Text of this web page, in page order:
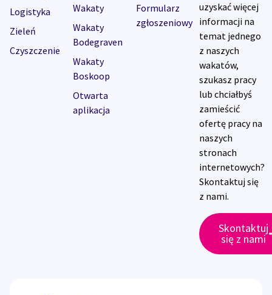
Logistyka
Zieleń
Czyszczenie
Wakaty
Wakaty
Bodegraven
Wakaty
Boskoop
Otwarta
aplikacja
Formularz
zgłoszeniowy
uzyskać więcej
informacji na
temat jednego
z naszych
wakatów,
szukasz pracy
lub chciałbyś
zamieścić
ofertę pracy na
naszych
stronach
internetowych?
Skontaktuj się
z nami.
Skontaktuj
się z nami